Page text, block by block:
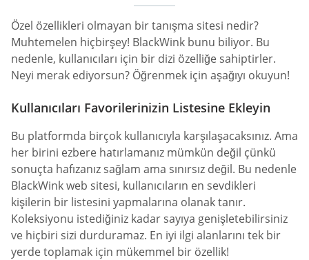
Özel özellikleri olmayan bir tanışma sitesi nedir?
Muhtemelen hiçbirşey! BlackWink bunu biliyor. Bu
nedenle, kullanıcıları için bir dizi özelliğe sahiptirler.
Neyi merak ediyorsun? Öğrenmek için aşağıyı okuyun!
Kullanıcıları Favorilerinizin Listesine Ekleyin
Bu platformda birçok kullanıcıyla karşılaşacaksınız. Ama
her birini ezbere hatırlamanız mümkün değil çünkü
sonuçta hafızanız sağlam ama sınırsız değil. Bu nedenle
BlackWink web sitesi, kullanıcıların en sevdikleri
kişilerin bir listesini yapmalarına olanak tanır.
Koleksiyonu istediğiniz kadar sayıya genişletebilirsiniz
ve hiçbiri sizi durduramaz. En iyi ilgi alanlarını tek bir
yerde toplamak için mükemmel bir özellik!